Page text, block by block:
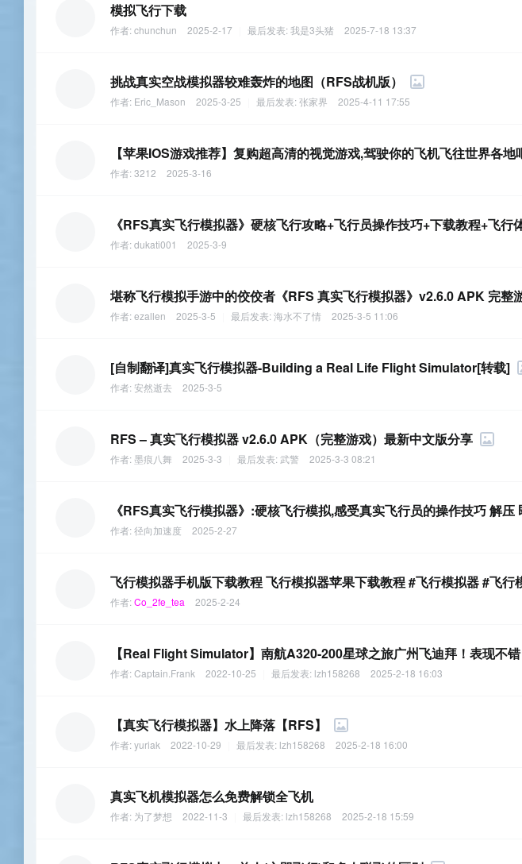
模拟飞行下载
作者:chunchun 2025-2-17 最后发表:我是3头猪 2025-7-18 13:37
挑战真实空战模拟器较难轰炸的地图（RFS战机版）
作者: Eric_Mason 2025-3-25 最后发表:张家界 2025-4-11 17:55
【苹果IOS游戏推荐】复购超高清的视觉游戏,驾驶你的飞机飞往世界各
作者:3212 2025-3-16
《RFS真实飞行模拟器》硬核飞行攻略+飞行员操作技巧+下载教程+飞行
作者:dukati001 2025-3-9
堪称飞行模拟手游中的佼佼者《RFS 真实飞行模拟器》v2.6.0 APK 完整
作者:ezallen 2025-3-5 最后发表:海水不了情 2025-3-5 11:06
[自制翻译]真实飞行模拟器-Building a Real Life Flight Simulator[转载]
作者:安然逝去 2025-3-5
RFS – 真实飞行模拟器 v2.6.0 APK（完整游戏）最新中文版分享
作者: 墨痕八舞 2025-3-3 最后发表:武警 2025-3-3 08:21
《RFS真实飞行模拟器》:硬核飞行模拟,感受真实飞行员的操作技巧 解压
作者:径向加速度 2025-2-27
飞行模拟器手机版下载教程 飞行模拟器苹果下载教程 #飞行模拟器 #飞
作者:Co_2fe_tea 2025-2-24
【Real Flight Simulator】南航A320-200星球之旅广州飞迪拜！表现不错
作者:Captain.Frank 2022-10-25 最后发表: lzh158268 2025-2-18 16:03
【真实飞行模拟器】水上降落【RFS】
作者:yuriak 2022-10-29 最后发表: lzh158268 2025-2-18 16:00
真实飞机模拟器怎么免费解锁全飞机
作者: 为了梦想 2022-11-3 最后发表: lzh158268 2025-2-18 15:59